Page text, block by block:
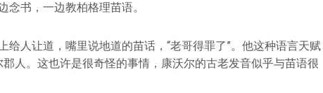
书，一边教柏格理苗语。
给人让道，嘴里说地道的苗话，“老哥得罪了”。他这种语言天赋
人。这也许是很奇怪的事情，康沃尔的古老发音似乎与苗语很